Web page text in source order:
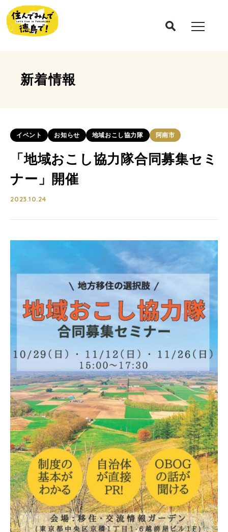
新着情報
イベント お知らせ 地域おこし協力隊 阿南市
「地域おこし協力隊合同募集セミ
ナー」開催
2023.10.24